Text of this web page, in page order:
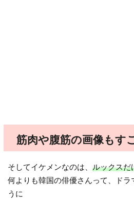
筋肉や腹筋の画像もす
そしてイケメンなのは、ルックスだ
何よりも韓国の俳優さんって、ドラ
うに